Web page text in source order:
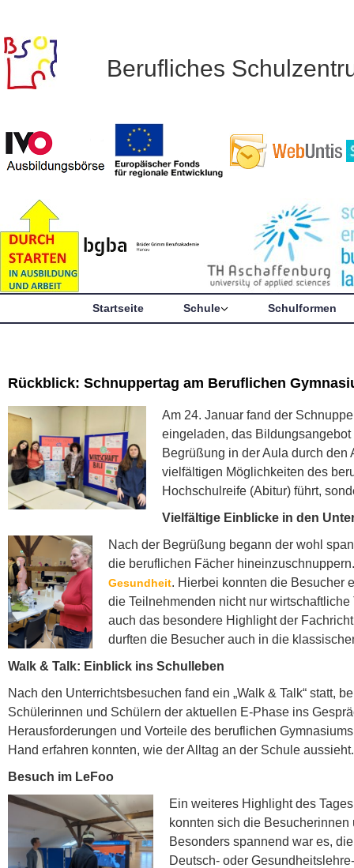
Berufliches
Startseite Schule Schulformen
Rückblick: Schnuppertag am Beruflichen
Am 24. Januar fand der
eingeladen, das
Begrüßung in der Aula durch
vielfältigen Möglichkeiten des
Hochschulreife (Abitur) führt,
Vielfältige Einblicke in den
Nach der Begrüßung begann der wohl
die beruflichen Fächer
Gesundheit. Hierbei konnten die Besucher
die Teilnehmenden nicht nur
auch das besondere Highlight der
durften die Besucher auch in die
Walk & Talk: Einblick ins Schulleben
Nach den Unterrichtsbesuchen fand ein „Walk & Talk“ statt,
Schülerinnen und Schülern der aktuellen E-Phase ins
Herausforderungen und Vorteile des beruflichen
Hand erfahren konnten, wie der Alltag an der Schule aussieht.
Besuch im LeFoo
Ein weiteres Highlight des
konnten sich die
Besonders spannend war es,
Deutsch- oder